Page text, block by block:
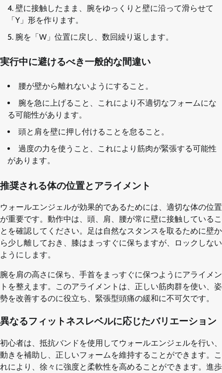
壁に接触したまま、腕をゆっくりと壁に沿って滑らせて
「Y」形を作ります。
腕を「W」位置に戻し、数回繰り返します。
実行中に避けるべき一般的な間違い
腰が壁から離れないようにすること。
腕を急に上げること、これにより不適切なフォームにな
る可能性があります。
頭と肩を壁に押し付けることを怠ること。
過度の力を使うこと、これにより筋肉が緊張する可能性
があります。
推奨される体の位置とアライメント
ウォールエンジェルが効果的であるためには、適切な体の位置
が重要です。動作中は、頭、肩、腰が常に壁に接触しているこ
とを確認してください。足は自然なスタンスを取るために壁か
ら少し離しておき、膝はまっすぐに保ちますが、ロックしない
ようにします。
腕を肩の高さに保ち、手首をまっすぐに保つようにアライメン
トを整えます。このアライメントは、正しい筋肉群を使い、姿
勢を改善するのに役立ち、緊張型頭痛の緩和に不可欠です。
異なるフィットネスレベルに応じたバリエーション
初心者は、抵抗バンドを使用してウォールエンジェルを行い、
動きを補助し、正しいフォームを維持することができます。こ
れにより、徐々に強度と柔軟性を高めることができます。進歩